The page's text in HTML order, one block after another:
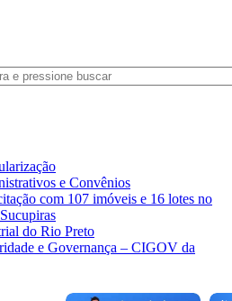
e Convênios
com 107 imóveis e 16 lotes no
do Rio Preto
e Governança – CIGOV da